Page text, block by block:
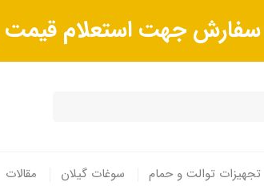
سفارش جهت استعلام
تجهیزات توالت و حمام سوغات گیلان مقالات